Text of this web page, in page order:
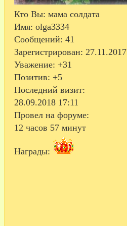
Кто Вы: мама солдата
Имя: olga3334
Сообщений: 41
Зарегистрирован: 27.11.2017
Уважение: +31
Позитив: +5
Последний визит:
28.09.2018 17:11
Провел на форуме:
12 часов 57 минут
Награды: